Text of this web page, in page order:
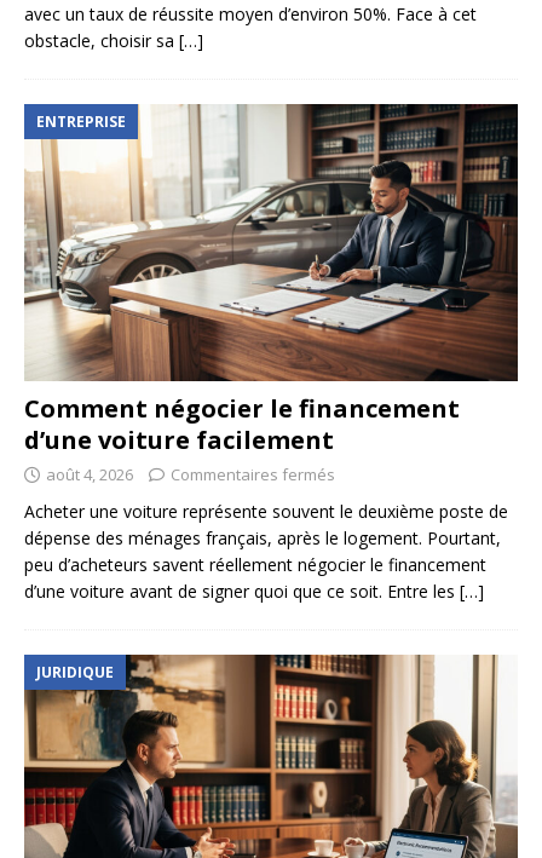
avec un taux de réussite moyen d’environ 50%. Face à cet
obstacle, choisir sa […]
ENTREPRISE
Comment négocier le financement
d’une voiture facilement
août 4, 2026 Commentaires fermés
Acheter une voiture représente souvent le deuxième poste de
dépense des ménages français, après le logement. Pourtant,
peu d’acheteurs savent réellement négocier le financement
d’une voiture avant de signer quoi que ce soit. Entre les […]
JURIDIQUE